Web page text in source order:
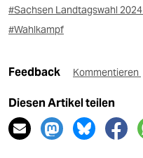
#Sachsen Landtagswahl 2024
#Wahlkampf
Feedback Kommentieren
Diesen Artikel teilen